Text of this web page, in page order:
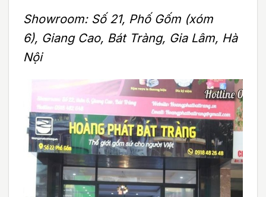
Showroom: Số 21, Phố Gốm (xóm
6), Giang Cao, Bát Tràng, Gia Lâm, Hà
Nội